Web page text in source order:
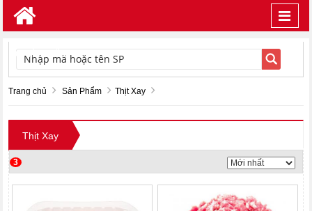
TÌM KIẾM
Trang chủ Sản Phẩm Thịt Xay
Thịt Xay
3